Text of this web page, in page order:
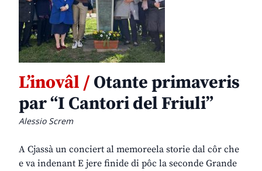
L’inovâl /Otante primaveris
par “I Cantori del Friuli”
Alessio Screm
A Cjassà un conciert al memoreela storie dal côr che
e va indenant E jere finide di pôc la seconde Grande